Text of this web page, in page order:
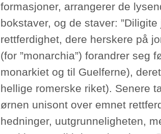
formasjoner, arrangerer de
bokstaver, og de staver:
rettferdighet, dere herskere på
(for ”monarchia”) forandrer seg
monarkiet og til Guelferne),
hellige romerske riket). Senere
ørnen unisont over emnet
hedninger, uutgrunneligheten,